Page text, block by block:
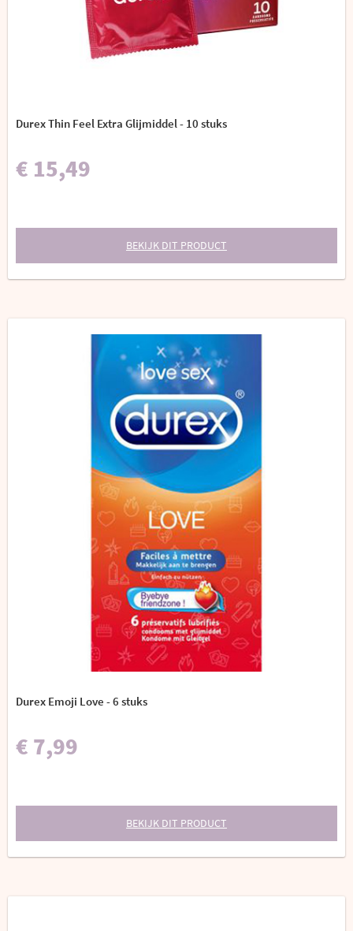
Durex Thin Feel Extra Glijmiddel - 10 stuks
€ 15,49
BEKIJK DIT PRODUCT
Durex Emoji Love - 6 stuks
€ 7,99
BEKIJK DIT PRODUCT